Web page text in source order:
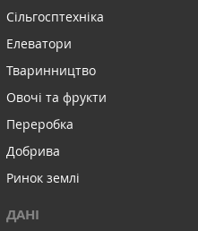
Сільгосптехніка
Елеватори
Тваринництво
Овочі та фрукти
Переробка
Добрива
Ринок землі
ДАНІ